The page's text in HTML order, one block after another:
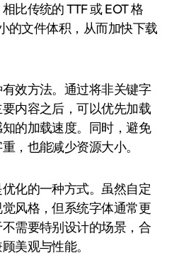
比传统的 TTF 或 EOT 格
的文件体积，从而加快下载
效方法。通过将非关键字
内容之后，可以优先加载
的加载速度。同时，避免
，也能减少资源大小。
化的一种方式。虽然自定
风格，但系统字体通常更
需要特别设计的场景，合
美观与性能。